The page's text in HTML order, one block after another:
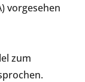
vorgesehen
zum